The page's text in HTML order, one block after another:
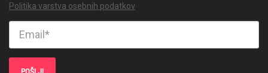
Politika varstva osebnih podatkov